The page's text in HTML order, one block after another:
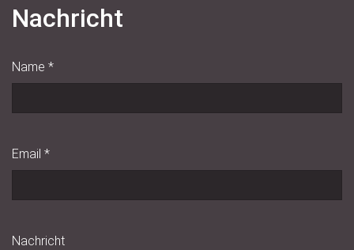
Nachricht
Name *
Email *
Nachricht